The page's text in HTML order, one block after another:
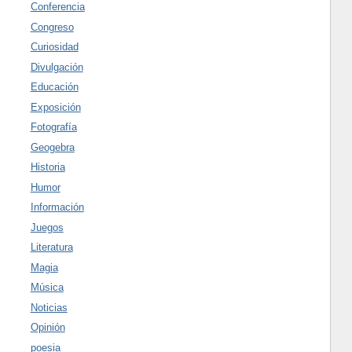
Conferencia
Congreso
Curiosidad
Divulgación
Educación
Exposición
Fotografía
Geogebra
Historia
Humor
Información
Juegos
Literatura
Magia
Música
Noticias
Opinión
poesia